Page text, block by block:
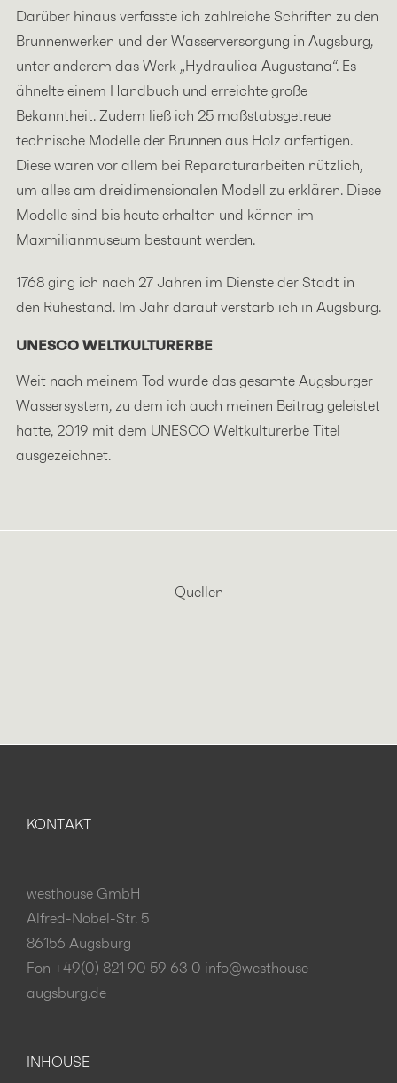
Darüber hinaus verfasste ich zahlreiche Schriften zu den
Brunnenwerken und der Wasserversorgung in Augsburg,
unter anderem das Werk „Hydraulica Augustana“. Es
ähnelte einem Handbuch und erreichte große
Bekanntheit. Zudem ließ ich 25 maßstabsgetreue
technische Modelle der Brunnen aus Holz anfertigen.
Diese waren vor allem bei Reparaturarbeiten nützlich,
um alles am dreidimensionalen Modell zu erklären. Diese
Modelle sind bis heute erhalten und können im
Maxmilianmuseum bestaunt werden.
1768 ging ich nach 27 Jahren im Dienste der Stadt in
den Ruhestand. Im Jahr darauf verstarb ich in Augsburg.
UNESCO WELTKULTURERBE
Weit nach meinem Tod wurde das gesamte Augsburger
Wassersystem, zu dem ich auch meinen Beitrag geleistet
hatte, 2019 mit dem UNESCO Weltkulturerbe Titel
ausgezeichnet.
Quellen
KONTAKT
westhouse GmbH
Alfred-Nobel-Str. 5
86156 Augsburg
Fon +49(0) 821 90 59 63 0 info@westhouse-
augsburg.de
INHOUSE